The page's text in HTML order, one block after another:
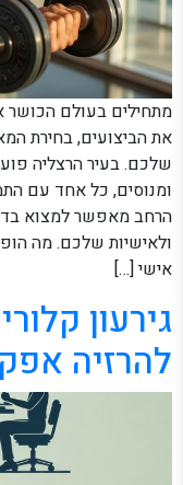
מתחילים בעולם
את הביצועים, בחירת
שלכם. בעיר הרצליה
ומנוסים, כל אחד עם
הרחב מאפשר למצוא
ולאישיות שלכם. מה
אישי […]
גירעון
להרזיה